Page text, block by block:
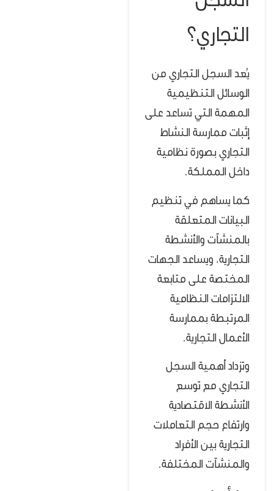
التجاري؟
يُعد السجل التجاري من
الوسائل التنظيمية
المهمة التي تساعد على
إثبات ممارسة النشاط
التجاري بصورة نظامية
داخل المملكة.
كما يساهم في تنظيم
البيانات المتعلقة
بالمنشآت والأنشطة
التجارية، ويساعد الجهات
المختصة على متابعة
الالتزامات النظامية
المرتبطة بممارسة
الأعمال التجارية.
وتزداد أهمية السجل
التجاري مع توسع
الأنشطة الاقتصادية
وارتفاع حجم التعاملات
التجارية بين الأفراد
والمنشآت المختلفة.